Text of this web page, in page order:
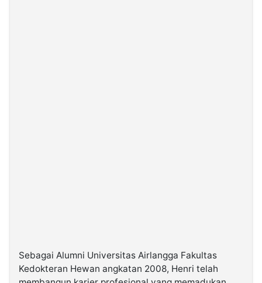
Sebagai Alumni Universitas Airlangga Fakultas
Kedokteran Hewan angkatan 2008, Henri telah